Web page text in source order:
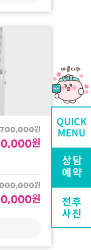
스)
550,000
자 + 스킨
공 포텐자
원
줄 + 실리프
700,000원
원
원
원
전후
사진